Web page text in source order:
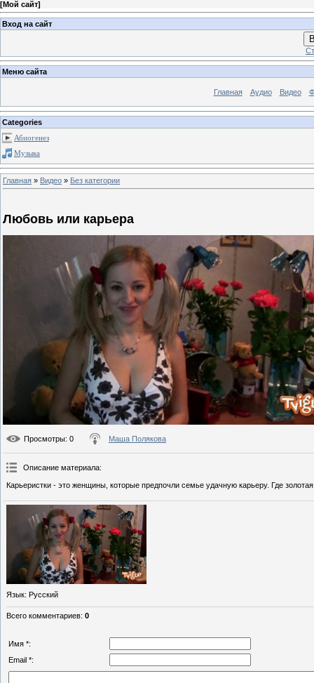
[Мой сайт]
Вход на сайт
Меню сайта
Главная Аудио Видео
Categories
Абиогенез
Музыка
Главная » Видео » Без категории
Любовь или карьера
Просмотры: 0 Маша Полякова
Описание материала:
Карьеристки - это женщины, которые предпочли семье удачную карьеру. Где
Язык: Русский
Всего комментариев: 0
Имя *:
Email *: